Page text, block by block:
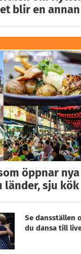
blir en
öppnar
länder, sju kök
Se dansställen
du dansa till